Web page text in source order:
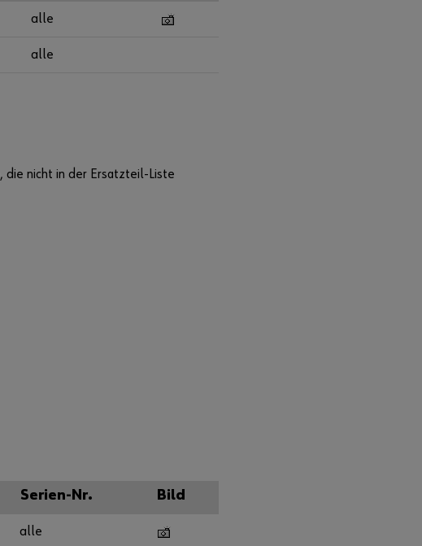
alle
alle
die nicht in der Ersatzteil-Liste
Serien-Nr. Bild
alle